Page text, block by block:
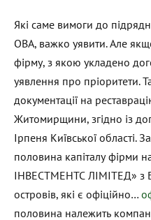
Які саме вимоги до
ОВА, важко уявити. Але
фірму, з якою укладено
уявлення про пріоритети.
документації на
Житомирщини, згідно із
Ірпеня Київської області.
половина капіталу фірми
ІНВЕСТМЕНТС ЛІМІТЕД» з
островів, які є офіційно…
половина належить